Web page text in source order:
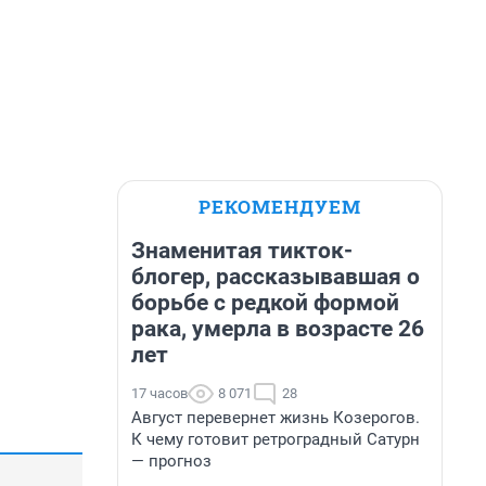
РЕКОМЕНДУЕМ
Знаменитая тикток-
блогер, рассказывавшая о
борьбе с редкой формой
рака, умерла в возрасте 26
лет
17 часов 8 071 28
Август перевернет жизнь Козерогов.
К чему готовит ретроградный Сатурн
— прогноз